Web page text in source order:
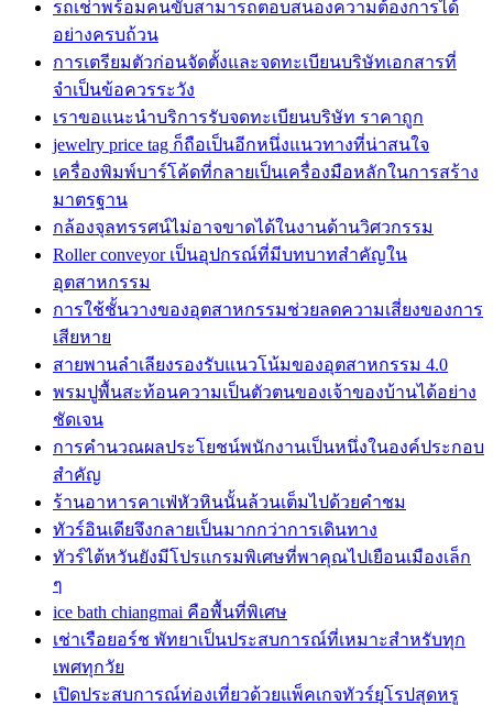
รถเช่าพร้อมคนขับสามารถตอบสนองความต้องการได้
อย่างครบถ้วน
การเตรียมตัวก่อนจัดตั้งและจดทะเบียนบริษัทเอกสารที่
จำเป็นข้อควรระวัง
เราขอแนะนำบริการรับจดทะเบียนบริษัท ราคาถูก
jewelry price tag ก็ถือเป็นอีกหนึ่งแนวทางที่น่าสนใจ
เครื่องพิมพ์บาร์โค้ดที่กลายเป็นเครื่องมือหลักในการสร้าง
มาตรฐาน
กล้องจุลทรรศน์ไม่อาจขาดได้ในงานด้านวิศวกรรม
Roller conveyor เป็นอุปกรณ์ที่มีบทบาทสำคัญใน
อุตสาหกรรม
การใช้ชั้นวางของอุตสาหกรรมช่วยลดความเสี่ยงของการ
เสียหาย
สายพานลำเลียงรองรับแนวโน้มของอุตสาหกรรม 4.0
พรมปูพื้นสะท้อนความเป็นตัวตนของเจ้าของบ้านได้อย่าง
ชัดเจน
การคำนวณผลประโยชน์พนักงานเป็นหนึ่งในองค์ประกอบ
สำคัญ
ร้านอาหารคาเฟ่หัวหินนั้นล้วนเต็มไปด้วยคำชม
ทัวร์อินเดียจึงกลายเป็นมากกว่าการเดินทาง
ทัวร์ไต้หวันยังมีโปรแกรมพิเศษที่พาคุณไปเยือนเมืองเล็ก
ๆ
ice bath chiangmai คือพื้นที่พิเศษ
เช่าเรือยอร์ช พัทยาเป็นประสบการณ์ที่เหมาะสำหรับทุก
เพศทุกวัย
เปิดประสบการณ์ท่องเที่ยวด้วยแพ็คเกจทัวร์ยุโรปสุดหรู